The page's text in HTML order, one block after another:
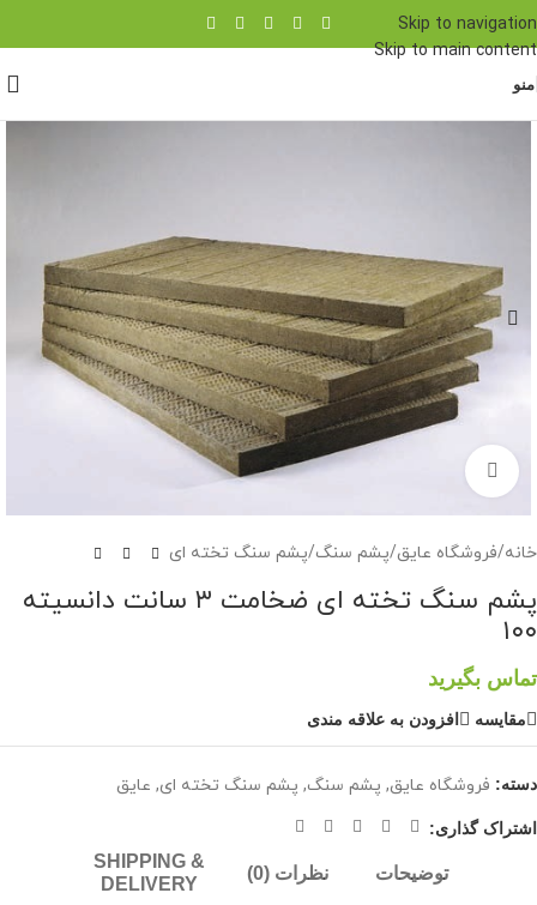
Skip to navigation
Skip to main content
منو
برای بزرگنمایی کلیک کنید
خانه/فروشگاه عایق/پشم سنگ/پشم سنگ تخته ای
پشم سنگ تخته ای ضخامت ۳ سانت دانسیته
۱۰۰
تماس بگیرید
مقايسه افزودن به علاقه مندی
دسته: فروشگاه عایق, پشم سنگ, پشم سنگ تخته ای, عایق
اشتراک گذاری:
توضیحات نظرات (0)
SHIPPING &
DELIVERY